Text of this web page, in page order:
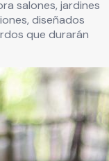
salones, jardines
diseñados
que durarán